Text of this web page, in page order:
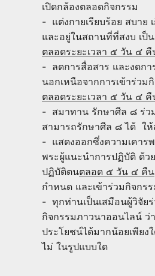
เปิดกล้องตลอดกิจกรรม
- แต่งกายเรียบร้อย สบาย
และอยู่ในสถานที่ที่สงบ เป็
ตลอดระยะเวลา ๕ วัน ๔ คื
- ลดการสื่อสาร และงดกา
นอกเหนือจากการเข้าร่วม
ตลอดระยะเวลา ๕ วัน ๔ คื
- สมาทาน รักษาศีล ๘ ร่ว
สามารถรักษาศีล ๘ ได้ ใ
- แสดงออกซึ่งความเคาร
พระผู้แนะนำการปฏิบัติ ด้ว
ปฏิบัติตนตลอด ๕ วัน ๔ คืน
กำหนด และเข้าร่วมกิจกร
- ทุกท่านเป็นเสมือนผู้วิจัย
กิจกรรมภาวนาออนไลน์ ว่
ประโยชน์ได้มากน้อยเพียง
ไม่ ในรูปแบบใด